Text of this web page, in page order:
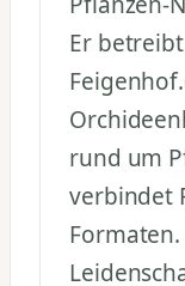
Er
rund um
verbindet